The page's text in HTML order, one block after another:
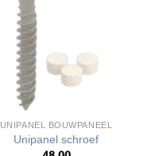
UNIPANEL BOUWPANEEL
Unipanel schroef